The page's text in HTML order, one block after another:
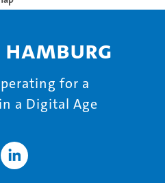
for a
a Digital Age